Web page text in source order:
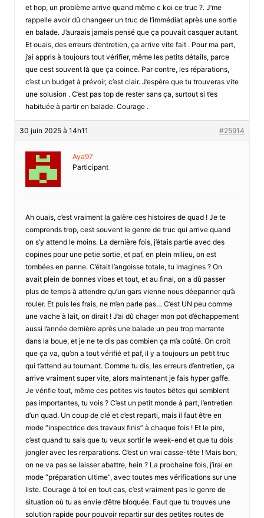
et hop, un problème arrive quand même c koi ce truc ?. J’me
rappelle avoir dû changeer un truc de l’immédiat après une sortie
en balade. J’auraais jamais pensé que ça pouvait casquer autant.
Et ouais, des erreurs d’entretien, ça arrive vite fait . Pour ma part,
j’ai appris à toujours tout vérifier, même les petits détails, parce
que cest souvent là que ça coince. Par contre, les réparations,
c’est un budget à prévoir, c’est clair. J’espère que tu trouveras vite
une solusion . C’est pas top de rester sans ça, surtout si t’es
habituée à partir en balade. Courage .
30 juin 2025 à 14h11 #25914
Aya97
Participant
Ah ouais, c’est vraiment la galère ces histoires de quad ! Je te
comprends trop, cest souvent le genre de truc qui arrive quand
on s’y attend le moins. La dernière fois, j’étais partie avec des
copines pour une petie sortie, et paf, en plein milieu, on est
tombées en panne. C’était l’angoisse totale, tu imagines ? On
avait plein de bonnes vibes et tout, et au final, on a dû passer
plus de temps à attendre qu’un gars vienne nous déepanner qu’à
rouler. Et puis les frais, ne m’en parle pas… C’est UN peu comme
une vache à lait, on dirait ! J’ai dû chager mon pot d’échappement
aussi l’année dernière après une balade un peu trop marrante
dans la boue, et je ne te dis pas combien ça m’a coûté. On croit
que ça va, qu’on a tout vérifié et paf, il y a toujours un petit truc
qui t’attend au tournant. Comme tu dis, les erreurs d’entretien, ça
arrive vraiment super vite, alors maintenant je fais hyper gaffe.
Je vérifie tout, même ces petites vis toutes bêtes qui semblent
pas importantes, tu vois ? C’est un petit monde à part, l’entretien
d’un quad. Un coup de clé et c’est reparti, mais il faut être en
mode “inspectrice des travaux finis” à chaque fois ! Et le pire,
c’est quand tu sais que tu veux sortir le week-end et que tu dois
jongler avec les rerparations. C’est un vrai casse-tête ! Mais bon,
on ne va pas se laisser abattre, hein ? La prochaine fois, j’irai en
mode “préparation ultime”, avec toutes mes vérifications sur une
liste. Courage à toi en tout cas, c’est vraiment pas le genre de
situation où tu as envie d’être bloquée. Faut que tu trouves une
solution rapide pour pouvoir repartir sur des petites routes de